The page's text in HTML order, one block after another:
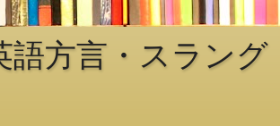
語方言・スラング